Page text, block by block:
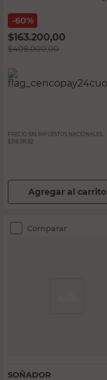
60%
$163.200,00
$408.000,00
PRECIO SIN IMPUESTOS NACIONALES:
$318.181,82
Agregar al carrito
Comparar
SOÑADOR